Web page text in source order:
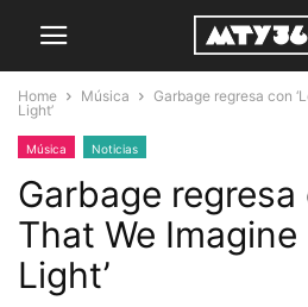
Home Música
Garbage regresa con
Light’
Música Noticias
Garbage regresa
That We Imagine
Light’